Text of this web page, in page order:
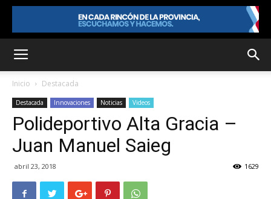
Inicio Destacada
Destacada Innovaciones Noticias Videos
Polideportivo Alta Gracia –
Juan Manuel Saieg
abril 23, 2018 1629